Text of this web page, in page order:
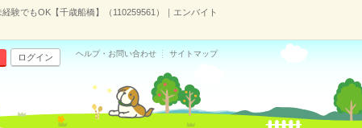
験でもOK【千歳船橋】（110259561）｜エンバイト
ログイン ヘルプ・お問い合わせ サイトマップ